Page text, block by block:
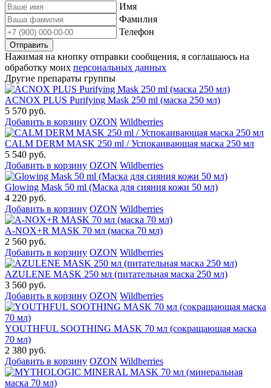
Имя
Фамилия
Телефон
Нажимая на кнопку отправки сообщения, я соглашаюсь на
обработку моих персональных данных
Другие препараты группы
ACNOX PLUS Purifying Mask 250 ml (маска 250 мл)
5 570 руб.
Добавить в корзину OZON Wildberries
CALM DERM MASK 250 ml / Успокаивающая маска 250 мл
5 540 руб.
Добавить в корзину OZON Wildberries
Glowing Mask 50 ml (Маска для сияния кожи 50 мл)
4 220 руб.
Добавить в корзину OZON Wildberries
A-NOX+R MASK 70 мл (маска 70 мл)
2 560 руб.
Добавить в корзину OZON Wildberries
AZULENE MASK 250 мл (питательная маска 250 мл)
3 560 руб.
Добавить в корзину OZON Wildberries
YOUTHFUL SOOTHING MASK 70 мл (сокращающая маска
70 мл)
2 380 руб.
Добавить в корзину OZON Wildberries